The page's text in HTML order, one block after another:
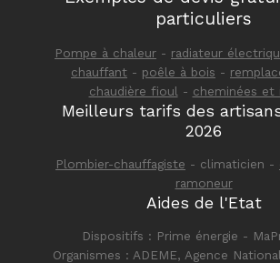
particuliers
Pompe à chaleur - radiateur
chauffant - poêle à bois -
chaudière fioul - cheminées et
Meilleurs tarifs des
2026
Plombier-chauffagiste - climaticien -
ramoneur
Aides de l'Etat
Dispositifs : Prime énergie -
Organismes : ADEME, Agence